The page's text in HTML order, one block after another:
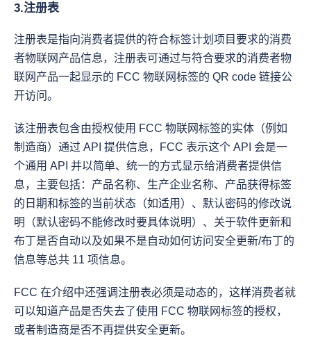
3.注册表
注册表是指向消费者提供的符合标签计划项目要求的消费
者物联网产品信息，注册表可通过与符合要求的消费者物
联网产品一起显示的 FCC 物联网标签的 QR code 链接公
开访问。
该注册表包含由授权使用 FCC 物联网标签的实体（例如
制造商）通过 API 提供信息，FCC 表示这个 API 会是一
个通用 API 并以简单、统一的方式显示给消费者提供信
息，主要包括：产品名称、生产企业名称、产品获得标签
的日期和标签的当前状态（如适用）、默认密码的修改说
明（默认密码不能修改时要具体说明）、关于软件更新和
布丁是否自动以及如果不是自动如何访问安全更新/布丁的
信息等总共 11 项信息。
FCC 在介绍中还强调注册表必须是动态的，这样消费者就
可以知道产品是否失去了使用 FCC 物联网标签的授权，
或者制造商是否不再提供安全更新。